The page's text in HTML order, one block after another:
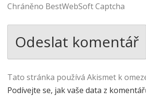
Chráněno BestWebSoft Captcha
Tato stránka používá Akismet k
Podívejte se, jak vaše data z